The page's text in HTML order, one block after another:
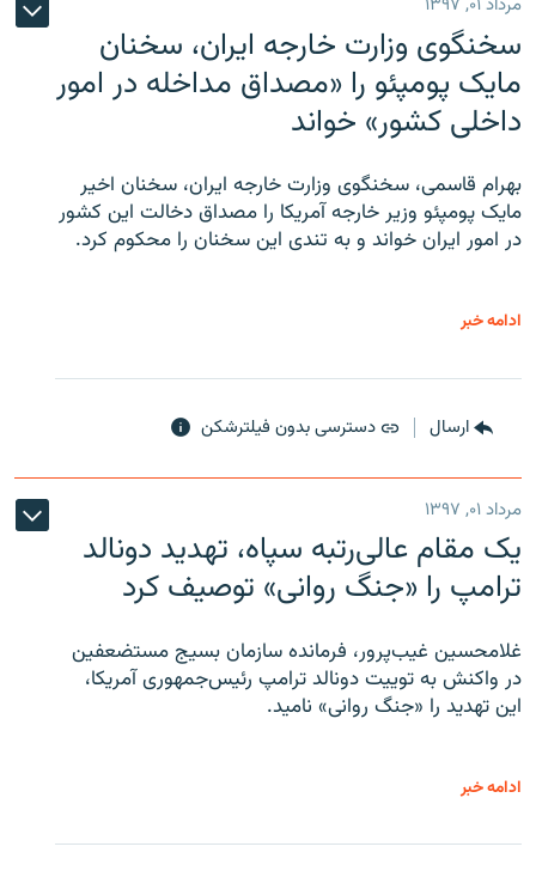
مرداد ۰۱, ۱۳۹۷
سخنگوی وزارت خارجه ایران، سخنان
مایک پومپئو را «مصداق مداخله در امور
داخلی کشور» خواند
بهرام قاسمی، سخنگوی وزارت خارجه ایران، سخنان اخیر
مایک پومپئو وزیر خارجه آمریکا را مصداق دخالت این کشور
در امور ایران خواند و به تندی این سخنان را محکوم کرد.
ادامه خبر
ارسال دسترسی بدون فیلترشکن
مرداد ۰۱, ۱۳۹۷
یک مقام عالی‌رتبه سپاه، تهدید دونالد
ترامپ را «جنگ روانی» توصیف کرد
غلامحسین غیب‌پرور، فرمانده سازمان بسیج مستضعفین
در واکنش به توییت دونالد ترامپ رئیس‌جمهوری آمریکا،
این تهدید را «جنگ روانی» نامید.
ادامه خبر